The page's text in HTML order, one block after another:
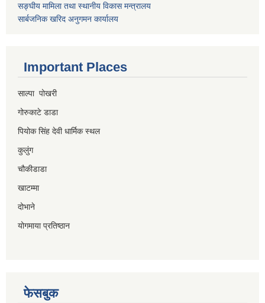
सङ्घीय मामिला तथा स्थानीय विकास मन्त्रालय
सार्बजनिक खरिद अनुगमन कार्यालय
Important Places
साल्पा पोखरी
गोरुकाटे डाडा
पियोक सिंह देवी धार्मिक स्थल
कुलुंग
चौकीडाडा
खाटम्मा
दोभाने
योगमाया प्रतिष्ठान
फेसबुक